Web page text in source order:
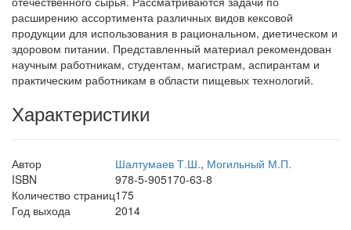
расширению ассортимента различных видов кексовой
продукции для использования в рациональном, диетическом и
здоровом питании. Представленный материал рекомендован
научным работникам, студентам, магистрам, аспирантам и
практическим работникам в области пищевых технологий.
Характеристики
Автор Шалтумаев Т.Ш., Могильный М.П.
ISBN
978-5-905170-63-8
Количество страниц175
Год выхода
2014